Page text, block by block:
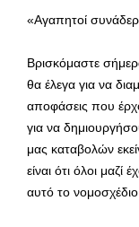
«Αγαπητοί
Βρισκόμαστε
θα έλεγα για να
αποφάσεις που
για να
μας καταβολών
είναι ότι όλοι
αυτό το